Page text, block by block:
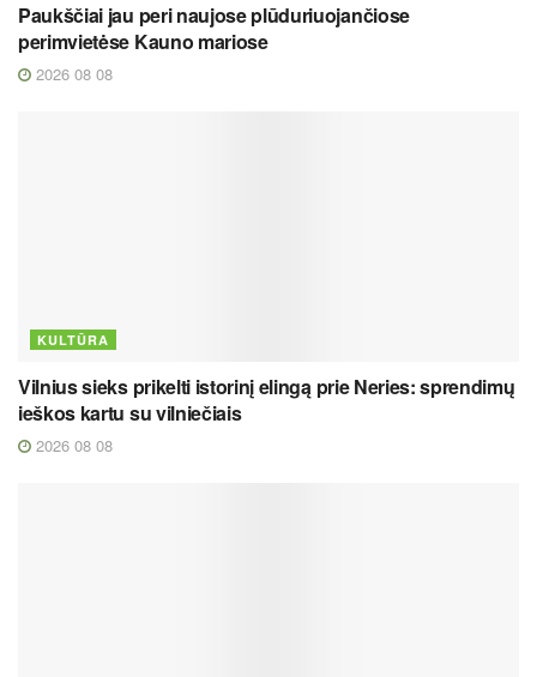
Paukščiai jau peri naujose plūduriuojančiose
perimvietėse Kauno mariose
2026 08 08
KULTŪRA
Vilnius sieks prikelti istorinį elingą prie Neries: sprendimų
ieškos kartu su vilniečiais
2026 08 08